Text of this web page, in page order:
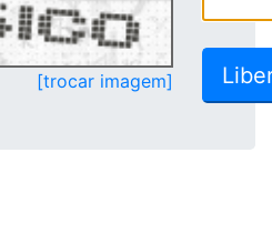
[trocar imagem]